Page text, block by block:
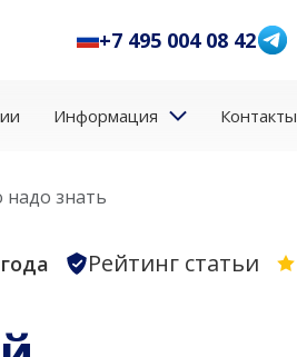
+7 495 004 08 42
Информация Контакты
знать
Рейтинг статьи